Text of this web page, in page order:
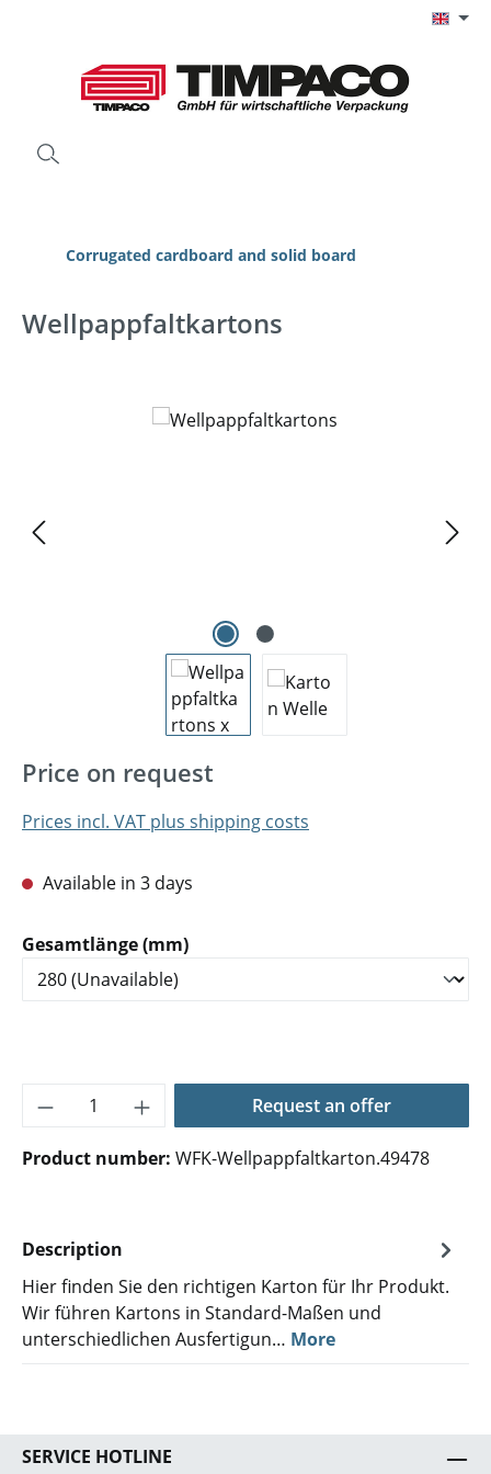
Corrugated cardboard and solid board
Wellpappfaltkartons
Skip image gallery
Price on request
Prices incl. VAT plus shipping costs
Available in 3 days
Select
Gesamtlänge (mm)
Product Quantity: Enter the desired
Request an offer
Product number: WFK-Wellpappfaltkarton.49478
Description
Hier finden Sie den richtigen Karton für Ihr Produkt.
Wir führen Kartons in Standard-Maßen und
unterschiedlichen Ausfertigun… More
SERVICE HOTLINE